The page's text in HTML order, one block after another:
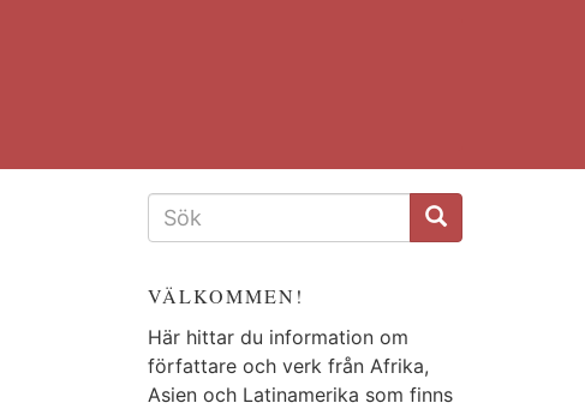
SÖKFORMULÄR
VÄLKOMMEN!
Här hittar du information om
författare och verk från Afrika,
Asien och Latinamerika som finns